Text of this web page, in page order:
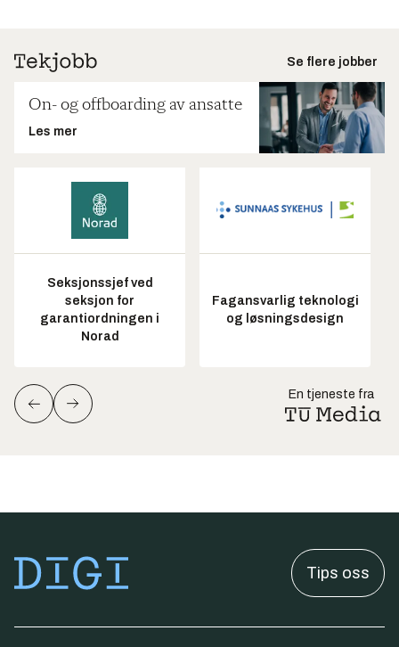
Se flere jobber
On- og offboarding av ansatte
Les mer
Seksjonssjef ved
seksjon for
garantiordningen i
Norad
Fagansvarlig teknologi
og løsningsdesign
En tjeneste fra
Tips oss